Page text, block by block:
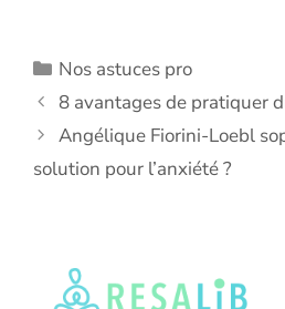
Catégories
Nos astuces pro
8 avantages de pratiquer
Angélique Fiorini-Loebl
solution pour l’anxiété ?